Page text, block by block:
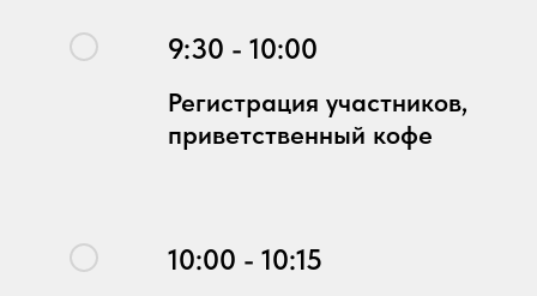
9:30 - 10:00
Регистрация участников,
приветственный кофе
10:00 - 10:15